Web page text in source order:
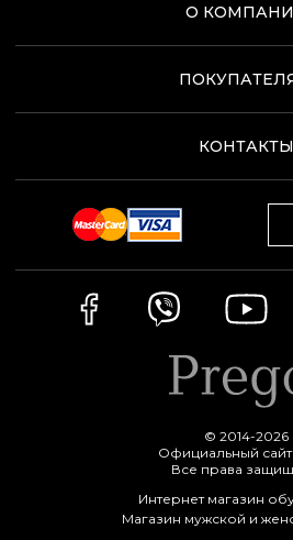
О
КОНТАКТЫ
© 2014-2026
Официальный сайт
Все права
Интернет магазин
Магазин мужской и